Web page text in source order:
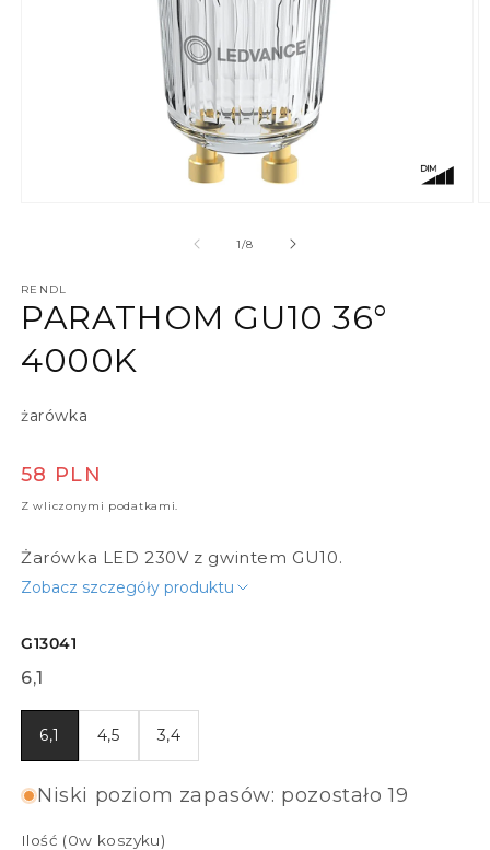
1/z8
RENDL
PARATHOM GU10 36°
4000K
żarówka
Cena regularna
58 PLN
Z wliczonymi podatkami.
Żarówka LED 230V z gwintem GU10.
Zobacz szczegóły produktu
G13041
6,1
6,1 4,5 3,4
Niski poziom zapasów: pozostało 19
Ilość (0w koszyku)